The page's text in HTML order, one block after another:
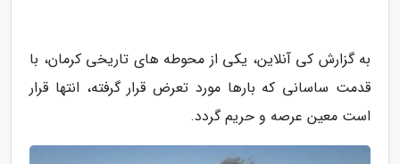
به گزارش کی آنلاین، یکی از محوطه های تاریخی کرمان، با
قدمت ساسانی که بارها مورد تعرض قرار گرفته، انتها قرار
است معین عرصه و حریم گردد.